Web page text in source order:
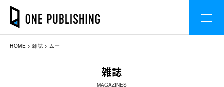
HOME 雑誌 ムー
雑誌
MAGAZINES